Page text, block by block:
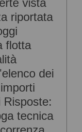
vista
riportata
flotta
dei
Risposte:
tecnica